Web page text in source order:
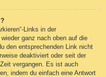
Links in der
ganz nach oben auf die
den entsprechenden Link nicht
deaktiviert oder seit der
vergangen. Es ist auch
indem du einfach eine Antwort